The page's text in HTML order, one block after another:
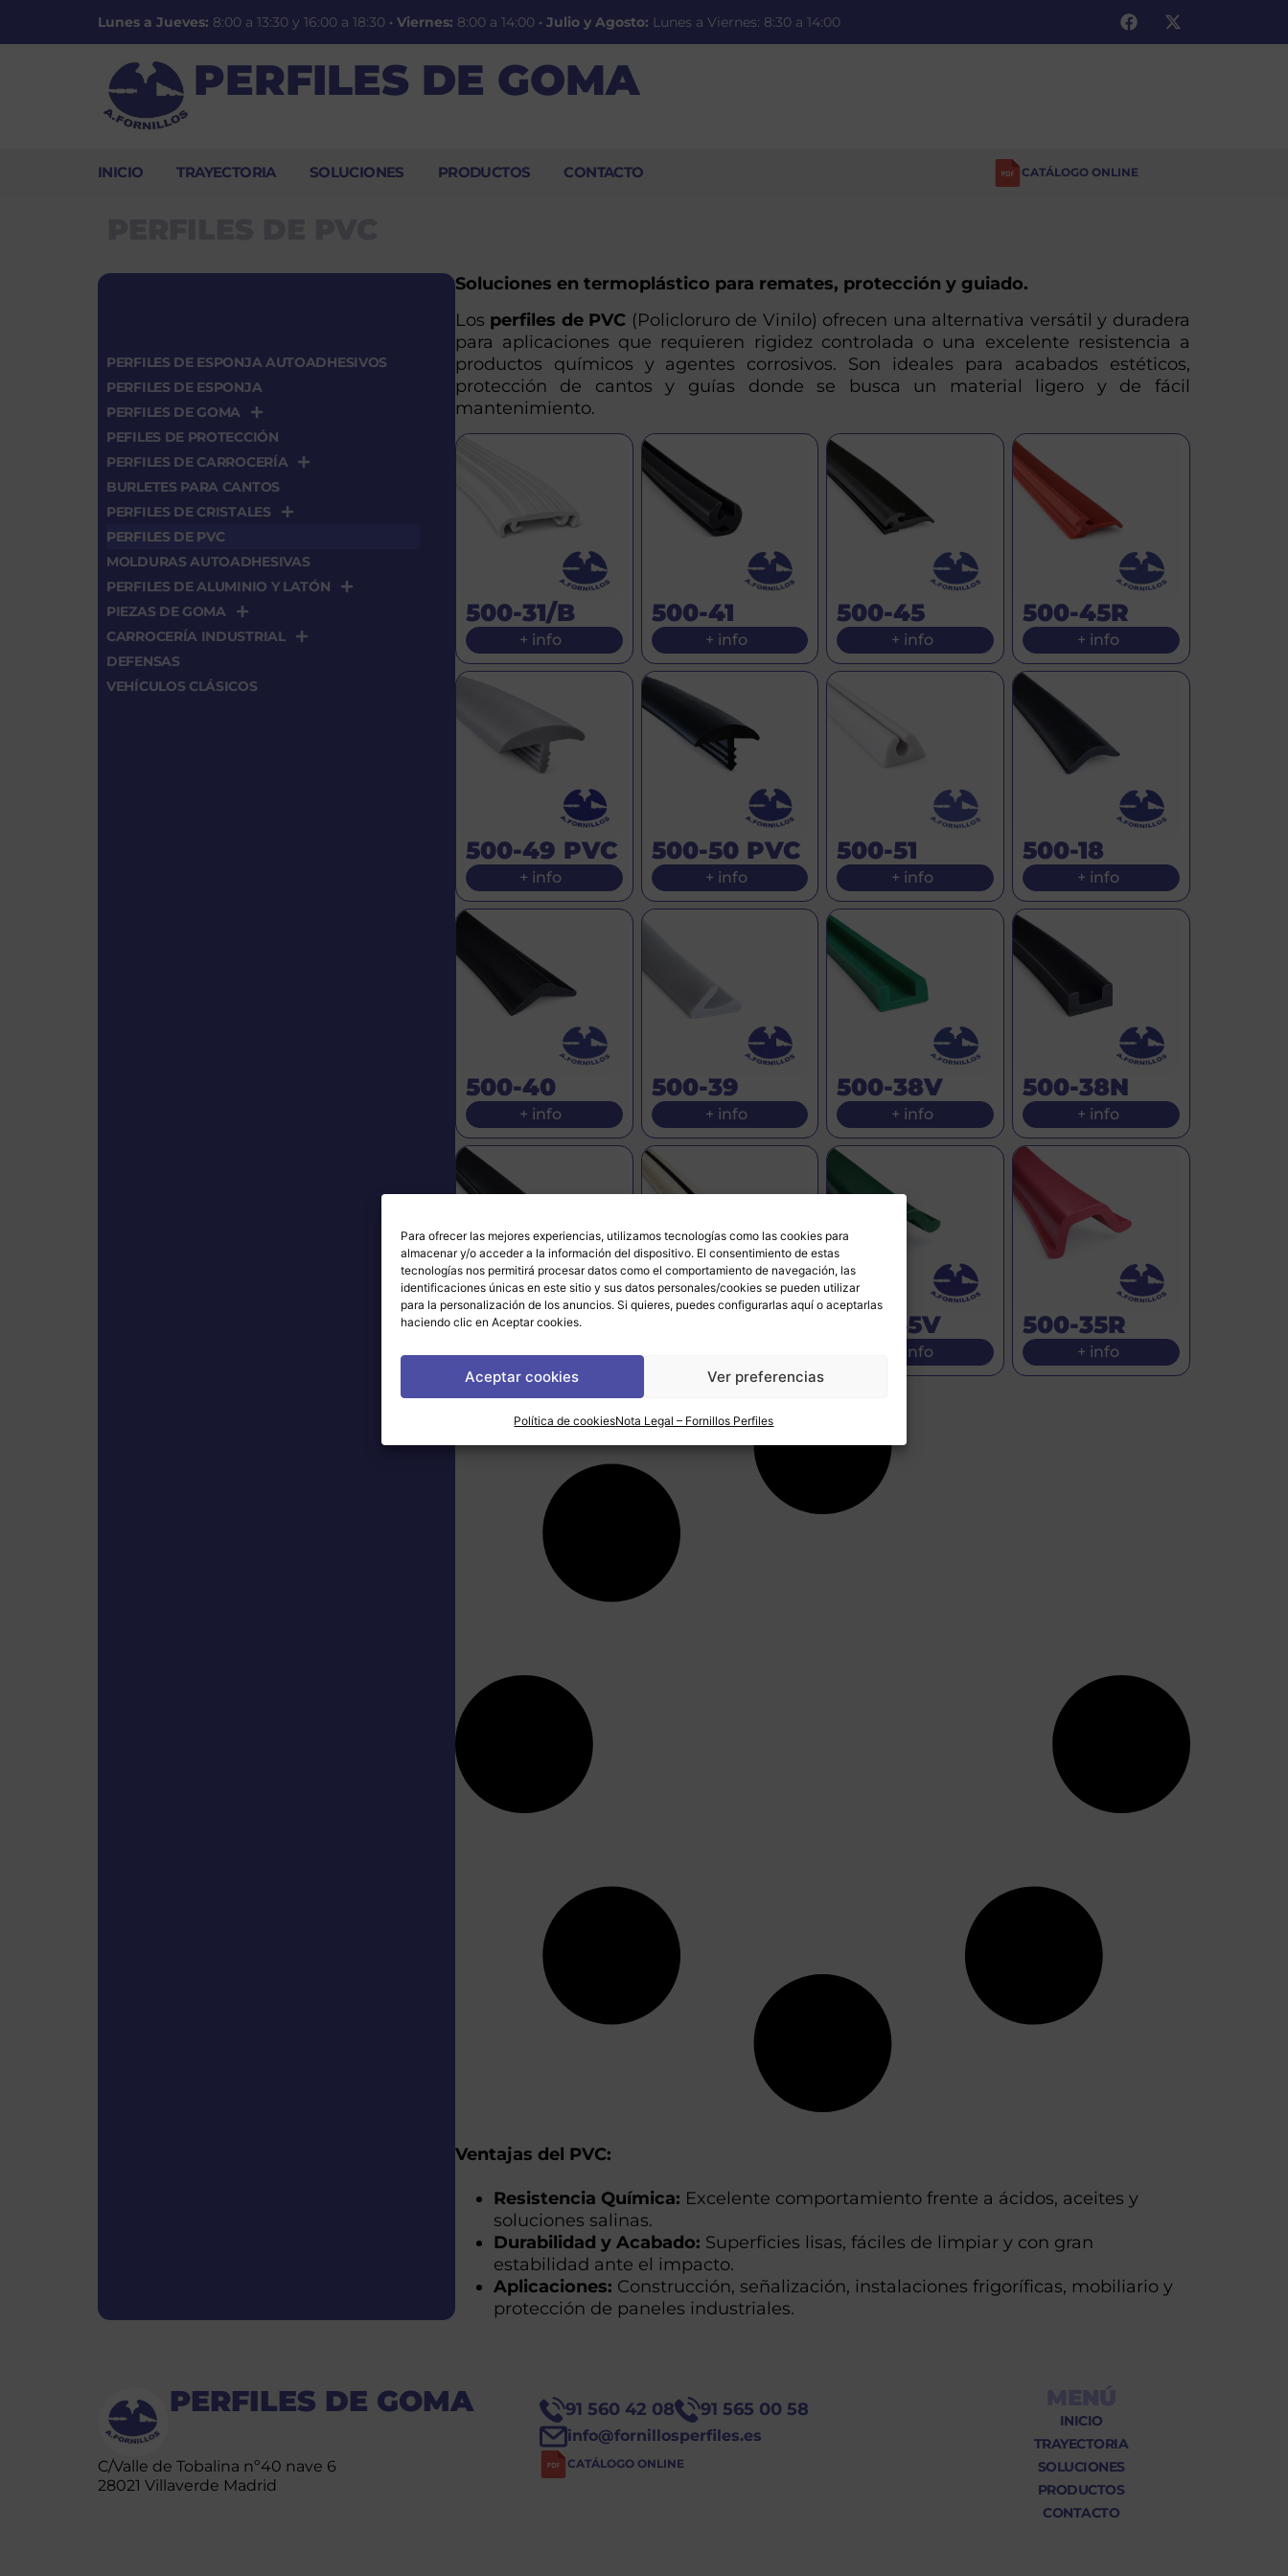
Para ofrecer las mejores experiencias, utilizamos tecnologías como las cookies para
almacenar y/o acceder a la información del dispositivo. El consentimiento de estas
tecnologías nos permitirá procesar datos como el comportamiento de navegación, las
identificaciones únicas en este sitio y sus datos personales/cookies se pueden utilizar
para la personalización de los anuncios. Si quieres, puedes configurarlas aquí o aceptarlas
haciendo clic en Aceptar cookies.
Aceptar cookies Ver preferencias
Política de cookiesNota Legal – Fornillos Perfiles
Lunes a Jueves: 8:00 a 13:30 y 16:00 a 18:30 · Viernes: 8:00 a 14:00 · Julio y Agosto: Lunes a Viernes: 8:30 a 14:00
PERFILES DE GOMA
INICIO TRAYECTORIA SOLUCIONES PRODUCTOS CONTACTO CATÁLOGO ONLINE
PERFILES DE ESPONJA AUTOADHESIVOS
PERFILES DE ESPONJA
PERFILES DE GOMA
PEFILES DE PROTECCIÓN
PERFILES DE CARROCERÍA
BURLETES PARA CANTOS
PERFILES DE CRISTALES
PERFILES DE PVC
MOLDURAS AUTOADHESIVAS
PERFILES DE ALUMINIO Y LATÓN
PIEZAS DE GOMA
CARROCERÍA INDUSTRIAL
DEFENSAS
VEHÍCULOS CLÁSICOS
Soluciones en termoplástico para remates, protección y guiado.
Los perfiles de PVC (Policloruro de Vinilo) ofrecen una alternativa versátil y duradera
para aplicaciones que requieren rigidez controlada o una excelente resistencia a
productos químicos y agentes corrosivos. Son ideales para acabados estéticos,
protección de cantos y guías donde se busca un material ligero y de fácil
mantenimiento.
500-31/B
+ info
500-41
+ info
500-45
+ info
500-45R
+ info
500-49 PVC
+ info
500-50 PVC
+ info
500-51
+ info
500-18
+ info
500-40
+ info
500-39
+ info
500-38V
+ info
500-38N
+ info
500-37
+ info
500-35V
+ info
500-35R
+ info
Ventajas del PVC:
Resistencia Química: Excelente comportamiento frente a ácidos, aceites y
soluciones salinas.
Durabilidad y Acabado: Superficies lisas, fáciles de limpiar y con gran
estabilidad ante el impacto.
Aplicaciones: Construcción, señalización, instalaciones frigoríficas, mobiliario y
protección de paneles industriales.
PERFILES DE GOMA
C/Valle de Tobalina nº40 nave 6
28021 Villaverde Madrid
91 560 42 08 91 565 00 58
info@fornillosperfiles.es
CATÁLOGO ONLINE
INICIO
TRAYECTORIA
SOLUCIONES
PRODUCTOS
CONTACTO